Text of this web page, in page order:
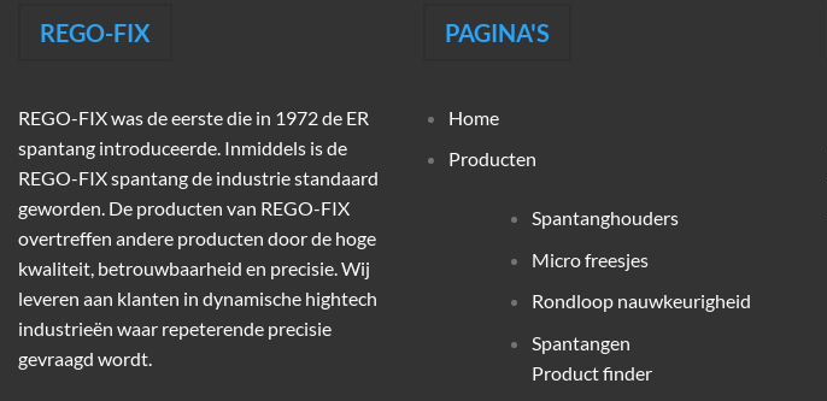
REGO-FIX
REGO-FIX was de eerste die in 1972 de ER
spantang introduceerde. Inmiddels is de
REGO-FIX spantang de industrie standaard
geworden. De producten van REGO-FIX
overtreffen andere producten door de hoge
kwaliteit, betrouwbaarheid en precisie. Wij
leveren aan klanten in dynamische hightech
industrieën waar repeterende precisie
gevraagd wordt.
PAGINA'S
Home
Producten
Spantanghouders
Micro freesjes
Rondloop nauwkeurigheid
Spantangen
Product finder